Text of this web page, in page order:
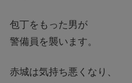
包丁をもった男が
警備員を襲います。
赤城は気持ち悪くなり、